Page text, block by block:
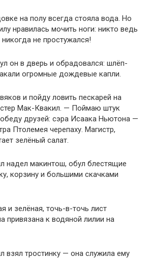
на полу всегда стояла вода. Но
нравилась мочить ноги: никто ведь
не простужался!
он в дверь и обрадовался: шлёп-
огромные дождевые капли.
и пойду ловить пескарей на
Мак-Квакил. — Поймаю штук
друзей: сэра Исаака Ньютона —
Птолемея черепаху. Магистр,
зелёный салат.
надел макинтош, обул блестящие
корзину и большими скачками
и зелёная, точь-в-точь лист
привязана к водяной лилии на
взял тростинку — она служила ему